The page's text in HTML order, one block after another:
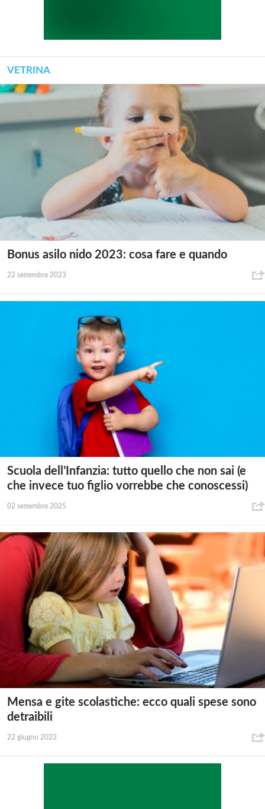
VETRINA
Bonus asilo nido 2023: cosa fare e quando
22 settembre 2023
Scuola dell’Infanzia: tutto quello che non sai (e
che invece tuo figlio vorrebbe che conoscessi)
02 settembre 2025
Mensa e gite scolastiche: ecco quali spese sono
detraibili
22 giugno 2023